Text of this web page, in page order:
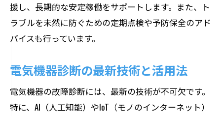
長期的な故障防止のためのアドバイス
最新技術で解決する長野県の電気機器故障診
断サービスの詳細
技術革新と故障診断の進化
AIとIoTを活用したトラブルシューティン
グ
援し、長期的な安定稼働をサポートします。また、ト
ラブルを未然に防ぐための定期点検や予防保全のアド
バイスも行っています。
電気機器診断の最新技術と活用法
電気機器の故障診断には、最新の技術が不可欠です。
特に、AI（人工知能）やIoT（モノのインターネット）